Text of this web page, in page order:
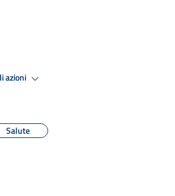
azioni
Salute